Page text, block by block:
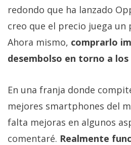
redondo que ha lanzado
creo que el precio juega un
Ahora mismo, comprarlo
desembolso en torno a los
En una franja donde
mejores smartphones del
falta mejoras en algunos
comentaré. Realmente